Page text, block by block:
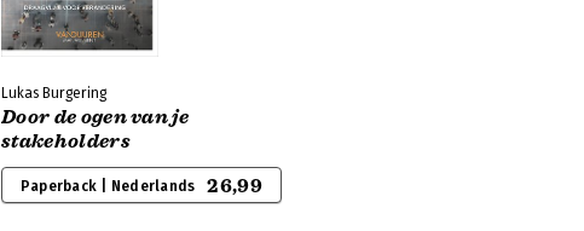
Lukas Burgering
Door de ogen van je
stakeholders
Paperback | Nederlands 26,99